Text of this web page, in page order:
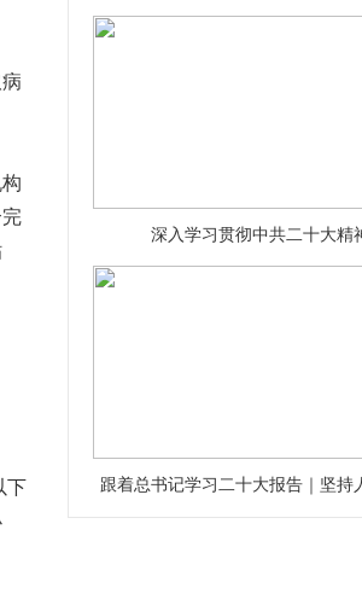
下
深入学习贯彻中共二十大精
跟着总书记学习二十大报告｜坚持